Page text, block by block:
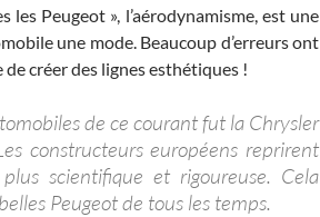
les Peugeot », l’aérodynamisme, est une
une mode. Beaucoup d’erreurs ont
créer des lignes esthétiques !
de ce courant fut la Chrysler
constructeurs européens reprirent
scientifique et rigoureuse. Cela
Peugeot de tous les temps.